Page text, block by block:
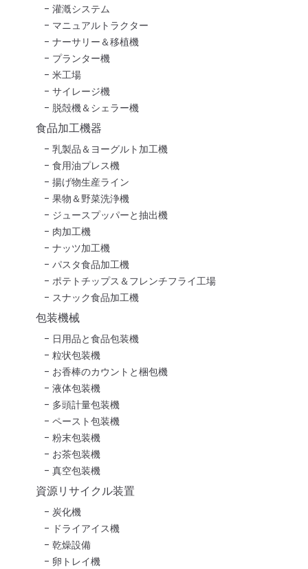
灌漑システム
マニュアルトラクター
ナーサリー＆移植機
プランター機
米工場
サイレージ機
脱殻機＆シェラー機
食品加工機器
乳製品＆ヨーグルト加工機
食用油プレス機
揚げ物生産ライン
果物＆野菜洗浄機
ジュースプッパーと抽出機
肉加工機
ナッツ加工機
パスタ食品加工機
ポテトチップス＆フレンチフライ工場
スナック食品加工機
包装機械
日用品と食品包装機
粒状包装機
お香棒のカウントと梱包機
液体包装機
多頭計量包装機
ペースト包装機
粉末包装機
お茶包装機
真空包装機
資源リサイクル装置
炭化機
ドライアイス機
乾燥設備
卵トレイ機